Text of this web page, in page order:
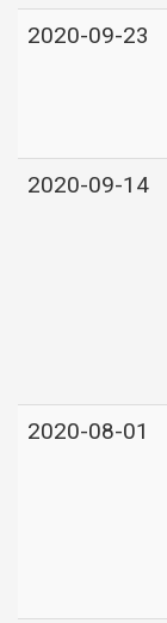
2020-09-23
2020-09-14
2020-08-01